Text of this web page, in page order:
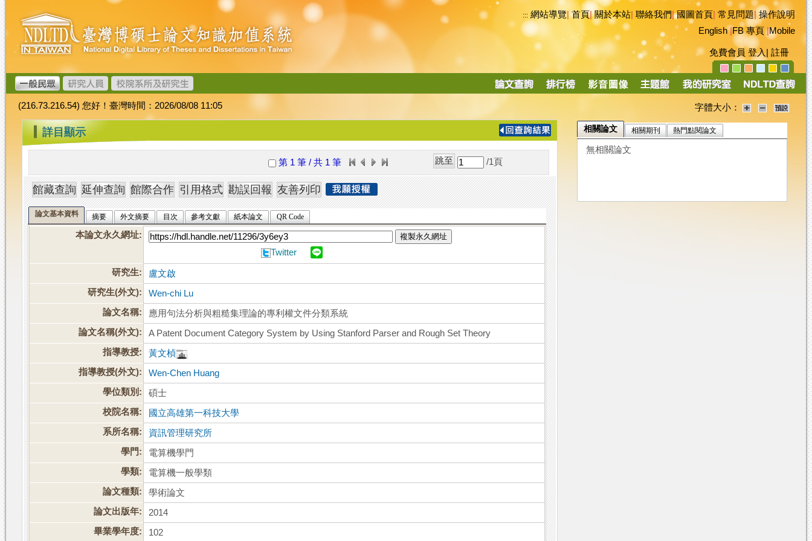
跳
到
主
要
內
容
臺
灣
博
碩
士
論
文
加
值
系
統
::: 網站導覽|首頁|關於本站 聯絡我們|國圖首頁 常見問題|操作說明
English|FB 專頁|Mobile
免費會員 登入 註冊
導
(216.73.216.54) 您好！臺灣時間：2026/08/08 11:05 字體大小：
::: 詳目顯示
第 1 筆 / 共 1 筆 /1 頁
論文基本資料 摘要 外文摘要 目次 參考文獻 紙本論文 QR Code
本論文永久網址: 複製永久網址
Twitter
研究生:
盧文啟
研究生(外文):
Wen-chi Lu
論文名稱:
應用句法分析與粗糙集理論的專利權文件分類系統
論文名稱(外文):
A Patent Document Category System by Using Stanford Parser and Rough Set Theory
指導教授:
黃文楨
指導教授(外文):
Wen-Chen Huang
學位類別:
碩士
校院名稱:
國立高雄第一科技大學
系所名稱:
資訊管理研究所
學門:
電算機學門
學類:
電算機一般學類
論文種類:
學術論文
論文出版年:
2014
畢業學年度:
102
相關論文 相關期刊 熱門點閱論文
無相關論文